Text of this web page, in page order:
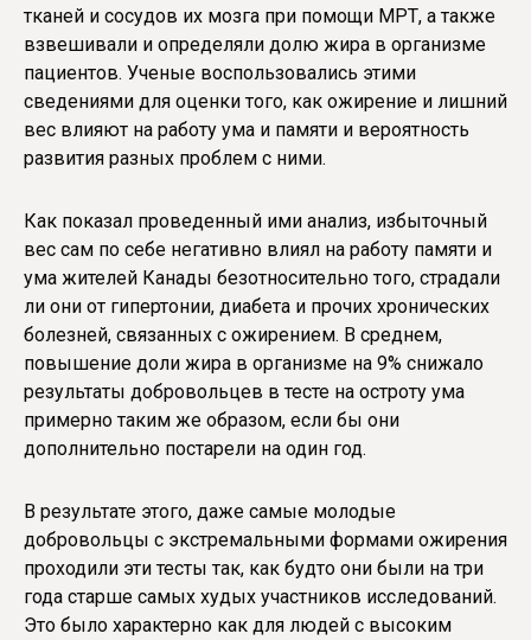
тканей и сосудов их мозга при помощи МРТ, а также
взвешивали и определяли долю жира в организме
пациентов. Ученые воспользовались этими
сведениями для оценки того, как ожирение и лишний
вес влияют на работу ума и памяти и вероятность
развития разных проблем с ними.
Как показал проведенный ими анализ, избыточный
вес сам по себе негативно влиял на работу памяти и
ума жителей Канады безотносительно того, страдали
ли они от гипертонии, диабета и прочих хронических
болезней, связанных с ожирением. В среднем,
повышение доли жира в организме на 9% снижало
результаты добровольцев в тесте на остроту ума
примерно таким же образом, если бы они
дополнительно постарели на один год.
В результате этого, даже самые молодые
добровольцы с экстремальными формами ожирения
проходили эти тесты так, как будто они были на три
года старше самых худых участников исследований.
Это было характерно как для людей с высоким